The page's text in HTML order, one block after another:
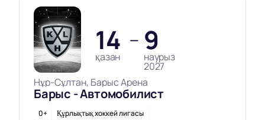
14
қазан
— 9
наурыз
2027
Нұр-Сұлтан, Барыс Арена
Барыс - Автомобилист
0+ Құрлықтық хоккей лигасы